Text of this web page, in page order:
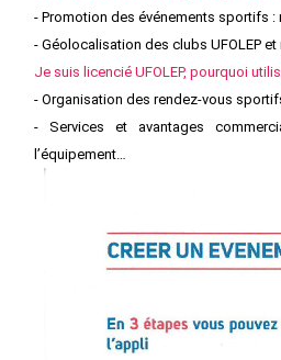
- Promotion des événements sportifs
- Géolocalisation des clubs UFOLEP
Je suis licencié UFOLEP, pourquoi
- Organisation des rendez-vous
- Services et avantages
l’équipement…